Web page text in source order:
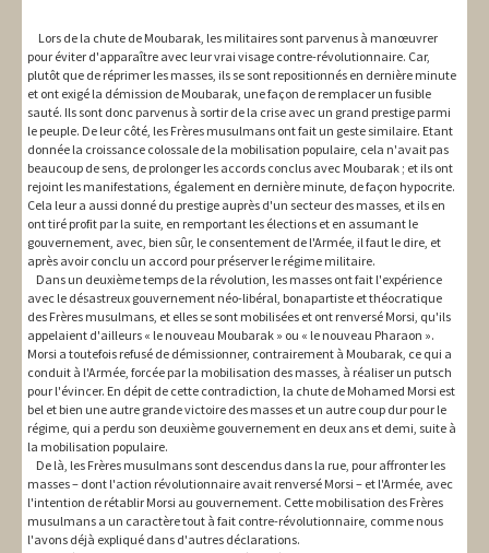
Lors de la chute de Moubarak, les militaires sont parvenus à manœuvrer
pour éviter d'apparaître avec leur vrai visage contre-révolutionnaire. Car,
plutôt que de réprimer les masses, ils se sont repositionnés en dernière minute
et ont exigé la démission de Moubarak, une façon de remplacer un fusible
sauté. Ils sont donc parvenus à sortir de la crise avec un grand prestige parmi
le peuple. De leur côté, les Frères musulmans ont fait un geste similaire. Etant
donnée la croissance colossale de la mobilisation populaire, cela n'avait pas
beaucoup de sens, de prolonger les accords conclus avec Moubarak ; et ils ont
rejoint les manifestations, également en dernière minute, de façon hypocrite.
Cela leur a aussi donné du prestige auprès d'un secteur des masses, et ils en
ont tiré profit par la suite, en remportant les élections et en assumant le
gouvernement, avec, bien sûr, le consentement de l'Armée, il faut le dire, et
après avoir conclu un accord pour préserver le régime militaire.
Dans un deuxième temps de la révolution, les masses ont fait l'expérience
avec le désastreux gouvernement néo-libéral, bonapartiste et théocratique
des Frères musulmans, et elles se sont mobilisées et ont renversé Morsi, qu'ils
appelaient d'ailleurs « le nouveau Moubarak » ou « le nouveau Pharaon ».
Morsi a toutefois refusé de démissionner, contrairement à Moubarak, ce qui a
conduit à l'Armée, forcée par la mobilisation des masses, à réaliser un putsch
pour l'évincer. En dépit de cette contradiction, la chute de Mohamed Morsi est
bel et bien une autre grande victoire des masses et un autre coup dur pour le
régime, qui a perdu son deuxième gouvernement en deux ans et demi, suite à
la mobilisation populaire.
De là, les Frères musulmans sont descendus dans la rue, pour affronter les
masses – dont l'action révolutionnaire avait renversé Morsi – et l'Armée, avec
l'intention de rétablir Morsi au gouvernement. Cette mobilisation des Frères
musulmans a un caractère tout à fait contre-révolutionnaire, comme nous
l'avons déjà expliqué dans d'autres déclarations.